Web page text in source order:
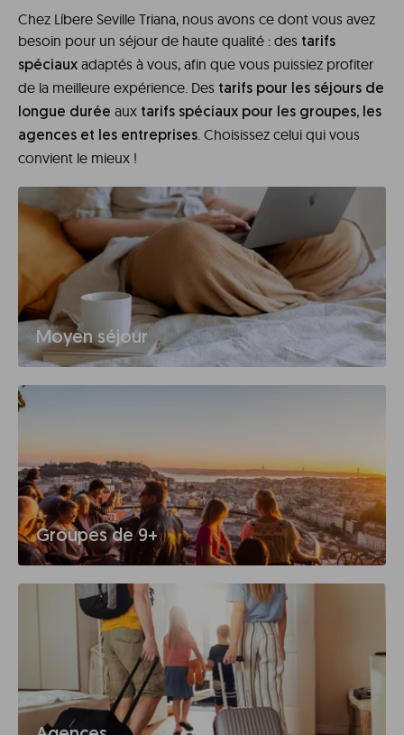
Chez Líbere Seville Triana, nous avons ce dont vous avez
besoin pour un séjour de haute qualité : des tarifs
spéciaux adaptés à vous, afin que vous puissiez profiter
de la meilleure expérience. Des tarifs pour les séjours de
longue durée aux tarifs spéciaux pour les groupes, les
agences et les entreprises . Choisissez celui qui vous
convient le mieux !
Moyen séjour
Groupes de 9+